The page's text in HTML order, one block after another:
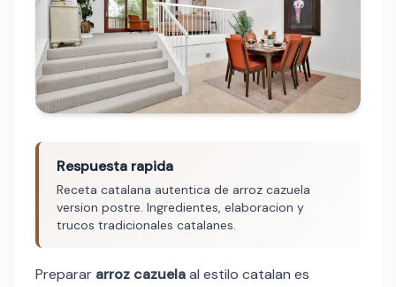
Respuesta rapida
Receta catalana autentica de arroz cazuela
version postre. Ingredientes, elaboracion y
trucos tradicionales catalanes.
Preparar arroz cazuelaal estilo catalan es